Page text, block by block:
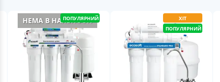
НЕМА В НАЯВНОСТІ
ПОПУЛЯРНИЙ
ХІТ
ПОПУЛЯРНИЙ